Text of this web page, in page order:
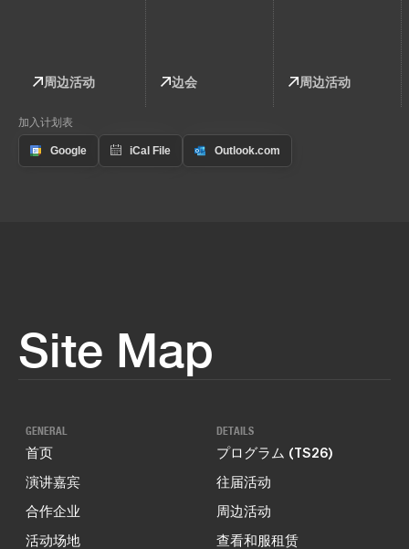
周边活动 边会 周边活动
加入计划表
Site Map
GENERAL
首页
演讲嘉宾
合作企业
活动场地
DETAILS
プログラム (TS26)
往届活动
周边活动
查看和服租赁